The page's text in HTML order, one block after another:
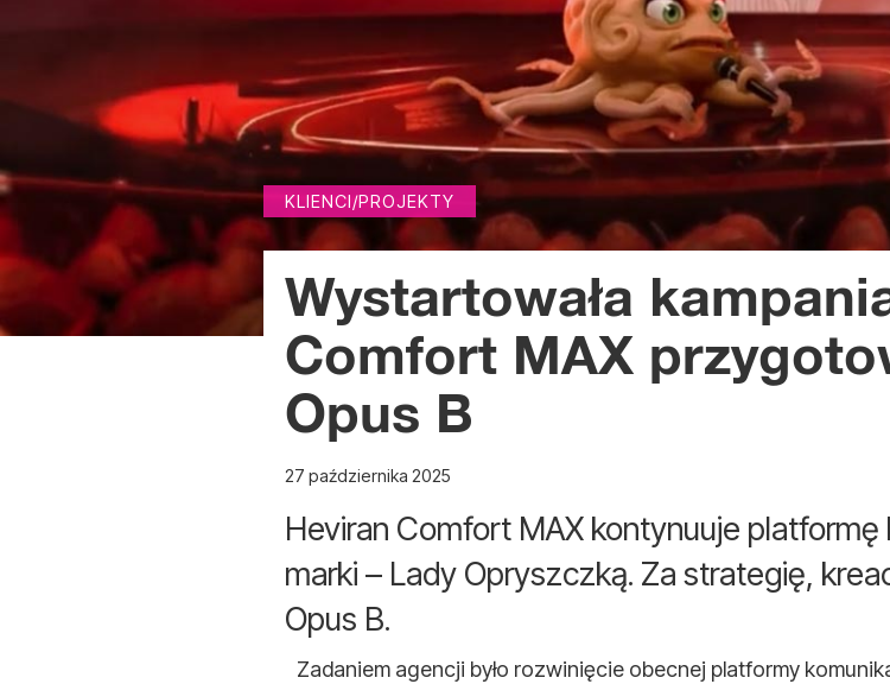
KLIENCI/PROJEKTY
Wystartowała
Comfort MAX
Opus B
27 października 2025
Heviran Comfort MAX kontynuuje
marki – Lady Opryszczką. Za strategię,
Opus B.
Zadaniem agencji było rozwinięcie obecnej platformy